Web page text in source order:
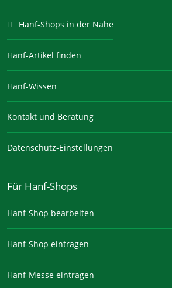
Hanf-Shops in der Nähe
Hanf-Artikel finden
Hanf-Wissen
Kontakt und Beratung
Datenschutz-Einstellungen
Für Hanf-Shops
Hanf-Shop bearbeiten
Hanf-Shop eintragen
Hanf-Messe eintragen